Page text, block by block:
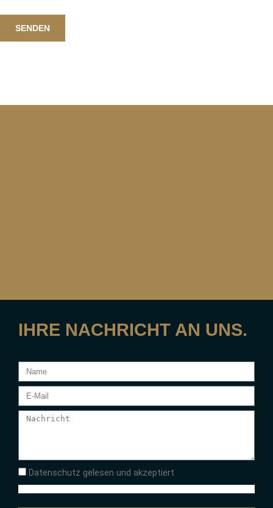
SENDEN
IHRE NACHRICHT AN UNS.
Datenschutz gelesen und akzeptiert